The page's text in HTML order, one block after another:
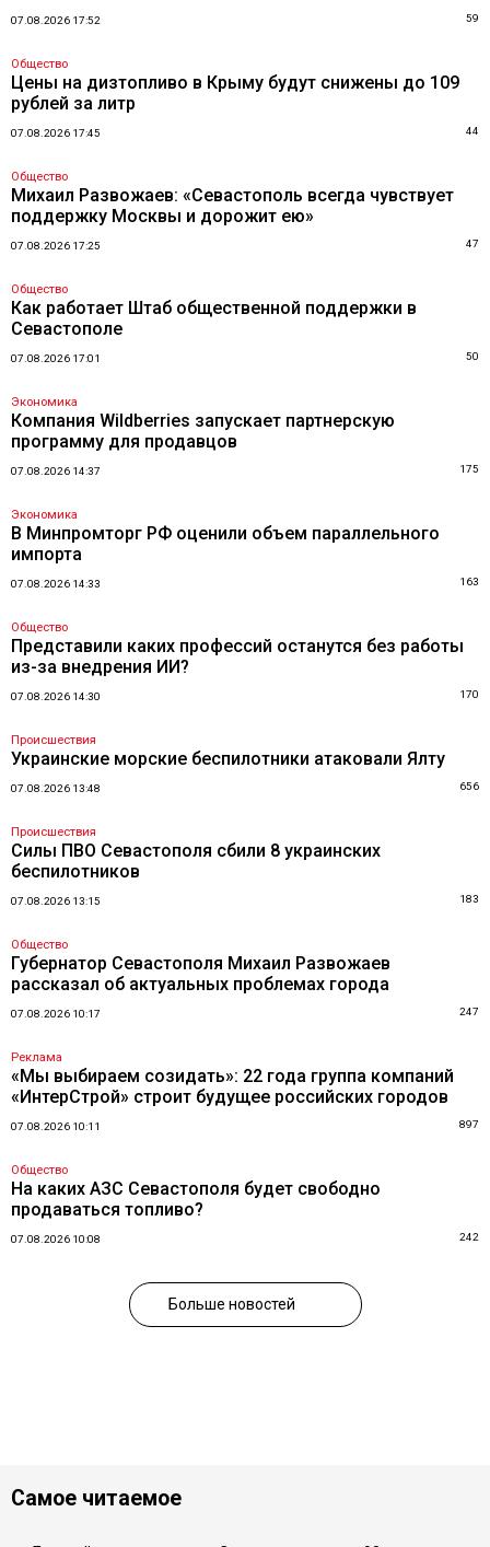
07.08.2026 17:52 59
Общество
Цены на дизтопливо в Крыму будут снижены до 109
рублей за литр
07.08.2026 17:45 44
Общество
Михаил Развожаев: «Севастополь всегда чувствует
поддержку Москвы и дорожит ею»
07.08.2026 17:25 47
Общество
Как работает Штаб общественной поддержки в
Севастополе
07.08.2026 17:01 50
Экономика
Компания Wildberries запускает партнерскую
программу для продавцов
07.08.2026 14:37 175
Экономика
В Минпромторг РФ оценили объем параллельного
импорта
07.08.2026 14:33 163
Общество
Представили каких профессий останутся без работы
из-за внедрения ИИ?
07.08.2026 14:30 170
Происшествия
Украинские морские беспилотники атаковали Ялту
07.08.2026 13:48 656
Происшествия
Силы ПВО Севастополя сбили 8 украинских
беспилотников
07.08.2026 13:15 183
Общество
Губернатор Севастополя Михаил Развожаев
рассказал об актуальных проблемах города
07.08.2026 10:17 247
Реклама
«Мы выбираем созидать»: 22 года группа компаний
«ИнтерСтрой» строит будущее российских городов
07.08.2026 10:11 897
Общество
На каких АЗС Севастополя будет свободно
продаваться топливо?
07.08.2026 10:08 242
Больше новостей
Самое читаемое